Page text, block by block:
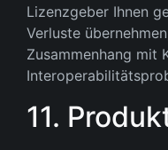
Lizenzgeber Ihnen
Verluste
Zusammenhang mit
11.